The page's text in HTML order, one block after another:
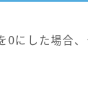
0にした場合